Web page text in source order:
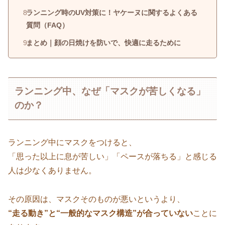
ランニング時のUV対策に！ヤケーヌに関するよくある
質問（FAQ）
まとめ｜顔の日焼けを防いで、快適に走るために
ランニング中、なぜ「マスクが苦しくなる」
のか？
ランニング中にマスクをつけると、
「思った以上に息が苦しい」「ペースが落ちる」と感じる
人は少なくありません。
その原因は、マスクそのものが悪いというより、
“走る動き”と“一般的なマスク構造”が合っていないことに